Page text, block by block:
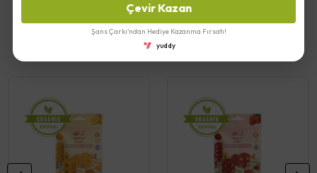
Benzer Ürünler
Çevir Kazan
Şans Çarkı'ndan Hediye Kazanma Fırsatı!
yuddy